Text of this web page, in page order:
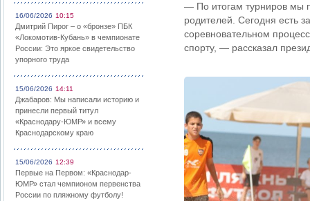
16/06/2026 10:15
Дмитрий Пирог – о «бронзе» ПБК
«Локомотив-Кубань» в чемпионате
России: Это яркое свидетельство
упорного труда
15/06/2026 14:11
Джабаров: Мы написали историю и
принесли первый титул
«Краснодару-ЮМР» и всему
Краснодарскому краю
15/06/2026 12:39
Первые на Первом: «Краснодар-
ЮМР» стал чемпионом первенства
России по пляжному футболу!
— По итогам турниров мы
родителей. Сегодня есть
соревновательном
спорту, — рассказал